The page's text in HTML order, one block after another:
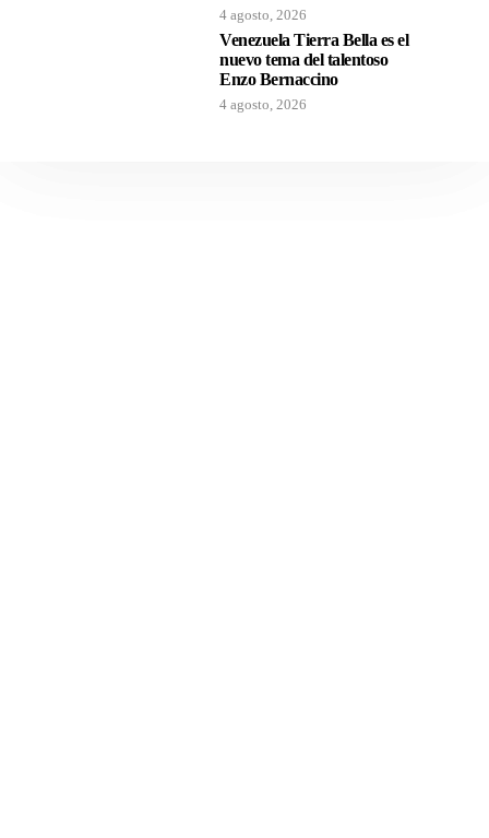
4 agosto, 2026
Venezuela Tierra Bella es el
nuevo tema del talentoso
Enzo Bernaccino
4 agosto, 2026